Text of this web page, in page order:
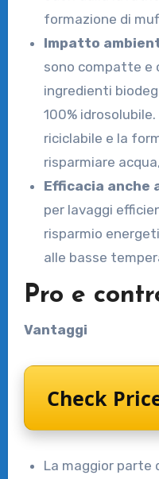
formazione di
Impatto
sono compatte e
ingredienti
100%
riciclabile e la
risparmiare
Efficacia anche
per lavaggi
risparmio
alle basse
Pro e
Vantaggi
Check
La maggior parte